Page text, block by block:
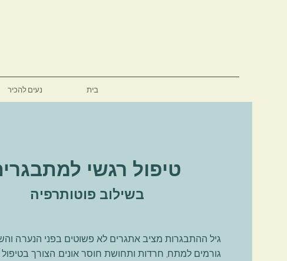
טיפול רגשי
בשילוב פוטותרפיה
גיל ההתבגרות מציב אתגרים לא פשוטים בפני הנער.ה
גורמים למתח, חרדות ותחושת חוסר אונים. הצורך בטיפול
בית נעים להכיר